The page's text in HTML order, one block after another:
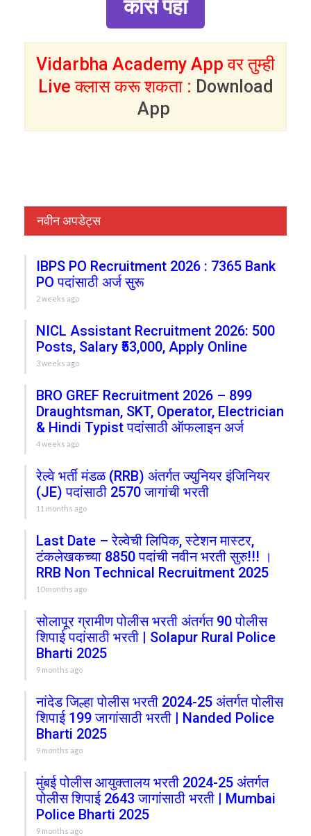
कोर्स पहा
Vidarbha Academy App वर तुम्ही
Live क्लास करू शकता : Download
App
नवीन अपडेट्स
IBPS PO Recruitment 2026 : 7365 Bank
PO पदांसाठी अर्ज सुरू
2 weeks ago
NICL Assistant Recruitment 2026: 500
Posts, Salary ₹53,000, Apply Online
3 weeks ago
BRO GREF Recruitment 2026 – 899
Draughtsman, SKT, Operator, Electrician
& Hindi Typist पदांसाठी ऑफलाइन अर्ज
4 weeks ago
रेल्वे भर्ती मंडळ (RRB) अंतर्गत ज्युनियर इंजिनियर
(JE) पदांसाठी 2570 जागांची भरती
11 months ago
Last Date – रेल्वेची लिपिक, स्टेशन मास्टर,
टंकलेखकच्या 8850 पदांची नवीन भरती सुरु!!! ।
RRB Non Technical Recruitment 2025
10 months ago
सोलापूर ग्रामीण पोलीस भरती अंतर्गत 90 पोलीस
शिपाई पदांसाठी भरती | Solapur Rural Police
Bharti 2025
9 months ago
नांदेड जिल्हा पोलीस भरती 2024-25 अंतर्गत पोलीस
शिपाई 199 जागांसाठी भरती | Nanded Police
Bharti 2025
9 months ago
मुंबई पोलीस आयुक्तालय भरती 2024-25 अंतर्गत
पोलीस शिपाई 2643 जागांसाठी भरती | Mumbai
Police Bharti 2025
9 months ago